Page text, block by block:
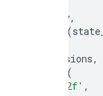
country,
(
impressions,
(
'%0.2f' ,